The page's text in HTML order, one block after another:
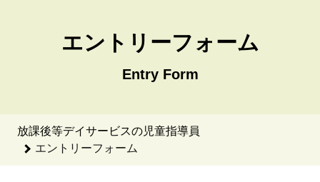
エントリーフォーム
Entry Form
放課後等デイサービスの児童指導員
エントリーフォーム